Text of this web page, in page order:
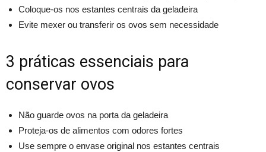
Coloque-os nos estantes centrais da geladeira
Evite mexer ou transferir os ovos sem necessidade
3 práticas essenciais para
conservar ovos
Não guarde ovos na porta da geladeira
Proteja-os de alimentos com odores fortes
Use sempre o envase original nos estantes centrais